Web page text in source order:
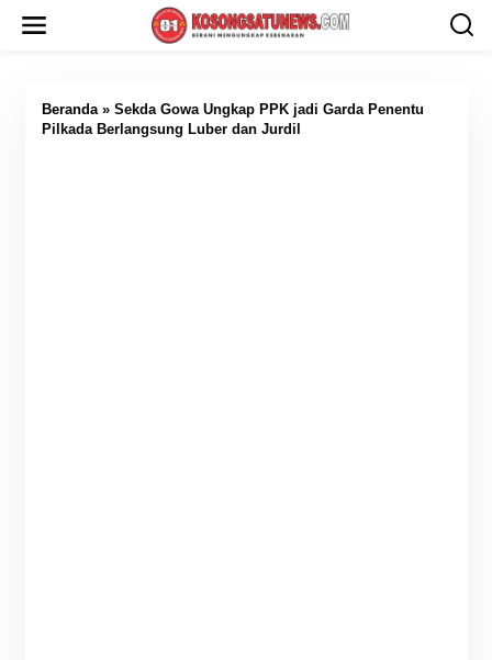
Beranda» Sekda Gowa Ungkap PPK jadi Garda Penentu
Pilkada Berlangsung Luber dan Jurdil